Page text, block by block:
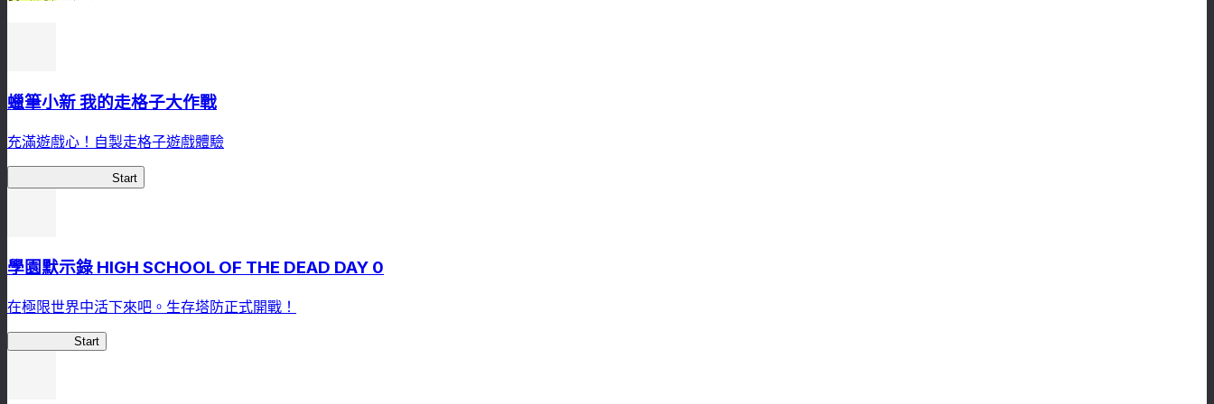
蠟筆小新 我的走格子大作戰
充滿遊戲心！自製走格子遊戲體驗
Start
學園默示錄 HIGH SCHOOL OF THE DEAD DAY 0
在極限世界中活下來吧。生存塔防正式開戰！
Start